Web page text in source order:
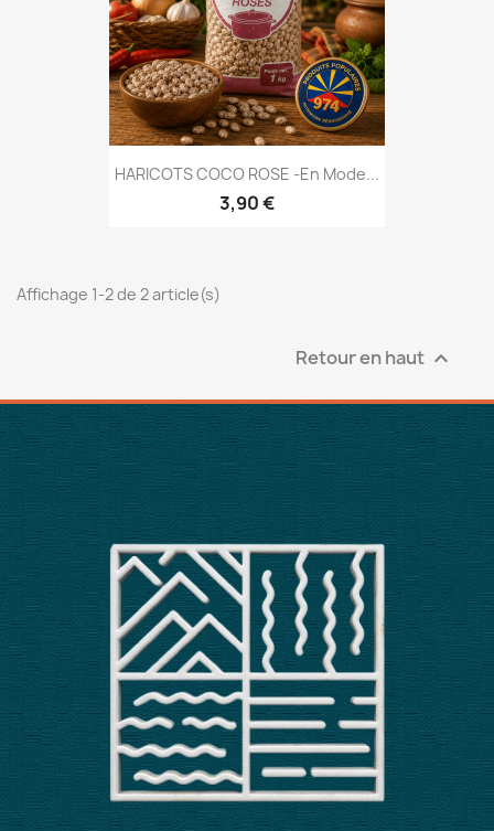
HARICOTS COCO ROSE -En Mode...
3,90 €
Affichage 1-2 de 2 article(s)
Retour en haut 